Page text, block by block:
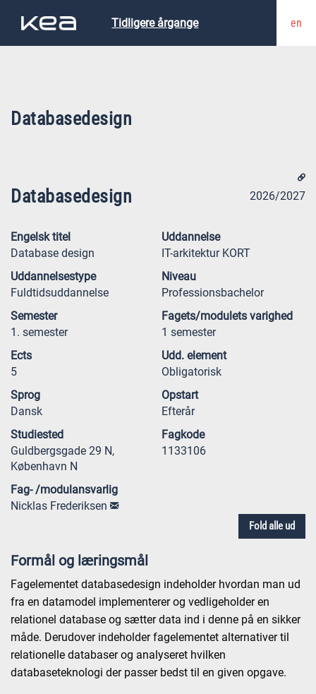
Tidligere årgange en
Databasedesign
Databasedesign 2026/2027
Engelsk titel
Database design
Uddannelse
IT-arkitektur KORT
Uddannelsestype
Fuldtidsuddannelse
Niveau
Professionsbachelor
Semester
1. semester
Fagets/modulets varighed
1 semester
Ects
5
Udd. element
Obligatorisk
Sprog
Dansk
Opstart
Efterår
Studiested
Guldbergsgade 29 N,
København N
Fagkode
1133106
Fag- /modulansvarlig
Nicklas Frederiksen
Fold alle ud
Formål og læringsmål
Fagelementet databasedesign indeholder hvordan man ud
fra en datamodel implementerer og vedligeholder en
relationel database og sætter data ind i denne på en sikker
måde. Derudover indeholder fagelementet alternativer til
relationelle databaser og analyseret hvilken
databaseteknologi der passer bedst til en given opgave.